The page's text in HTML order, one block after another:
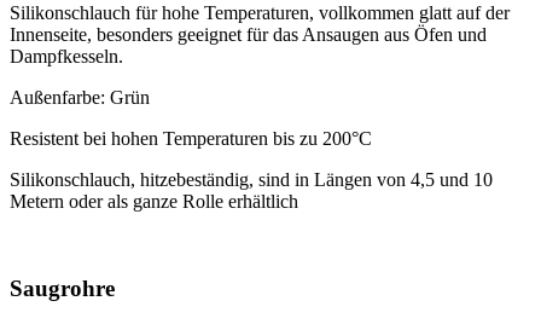
Silikonschlauch für hohe Temperaturen, vollkommen glatt auf der
Innenseite, besonders geeignet für das Ansaugen aus Öfen und
Dampfkesseln.
Außenfarbe: Grün
Resistent bei hohen Temperaturen bis zu 200°C
Silikonschlauch, hitzebeständig, sind in Längen von 4,5 und 10
Metern oder als ganze Rolle erhältlich
Saugrohre